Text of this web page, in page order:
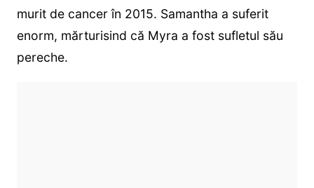
murit de cancer în 2015. Samantha a suferit
enorm, mărturisind că Myra a fost sufletul său
pereche.